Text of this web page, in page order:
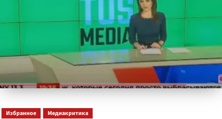
Избранное Медиакритика